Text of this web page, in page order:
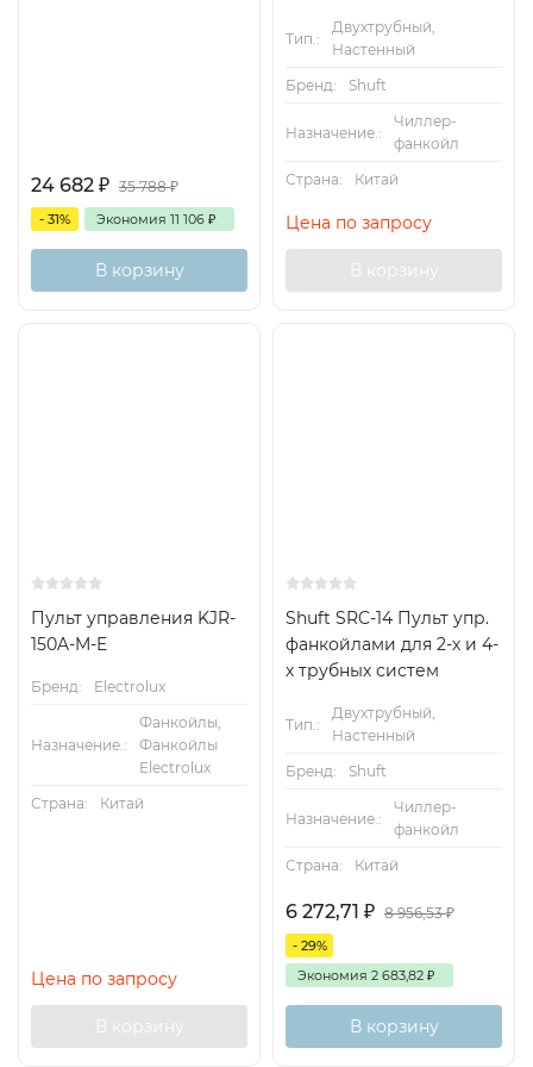
24 682 ₽ 35 788₽
- 31% Экономия 11 106 ₽
В корзину
Тип.:
Двухтрубный,
Настенный
Бренд:
Shuft
Назначение.:
Чиллер-
фанкойл
Страна:
Китай
Цена по запросу
В корзину
Пульт управления KJR-
150A-M-E
Бренд: Electrolux
Назначение.:
Фанкойлы,
Фанкойлы
Electrolux
Страна:
Китай
Цена по запросу
В корзину
Shuft SRC-14 Пульт упр.
фанкойлами для 2-х и 4-
х трубных систем
Тип.:
Двухтрубный,
Настенный
Бренд:
Shuft
Назначение.:
Чиллер-
фанкойл
Страна:
Китай
6 272,71 ₽ 8 956,53₽
- 29%
Экономия 2 683,82 ₽
В корзину